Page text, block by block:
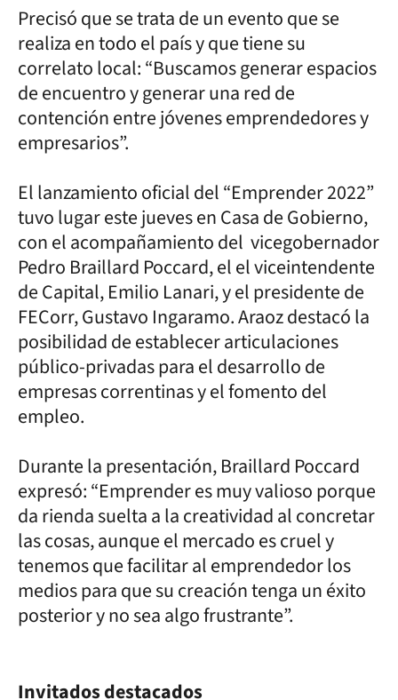
Precisó que se trata de un evento que se
realiza en todo el país y que tiene su
correlato local: “Buscamos generar espacios
de encuentro y generar una red de
contención entre jóvenes emprendedores y
empresarios”.
El lanzamiento oficial del “Emprender 2022”
tuvo lugar este jueves en Casa de Gobierno,
con el acompañamiento del vicegobernador
Pedro Braillard Poccard, el el viceintendente
de Capital, Emilio Lanari, y el presidente de
FECorr, Gustavo Ingaramo. Araoz destacó la
posibilidad de establecer articulaciones
público-privadas para el desarrollo de
empresas correntinas y el fomento del
empleo.
Durante la presentación, Braillard Poccard
expresó: “Emprender es muy valioso porque
da rienda suelta a la creatividad al concretar
las cosas, aunque el mercado es cruel y
tenemos que facilitar al emprendedor los
medios para que su creación tenga un éxito
posterior y no sea algo frustrante”.
Invitados destacados